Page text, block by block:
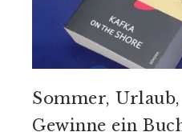
Sommer,
Gewinne ein